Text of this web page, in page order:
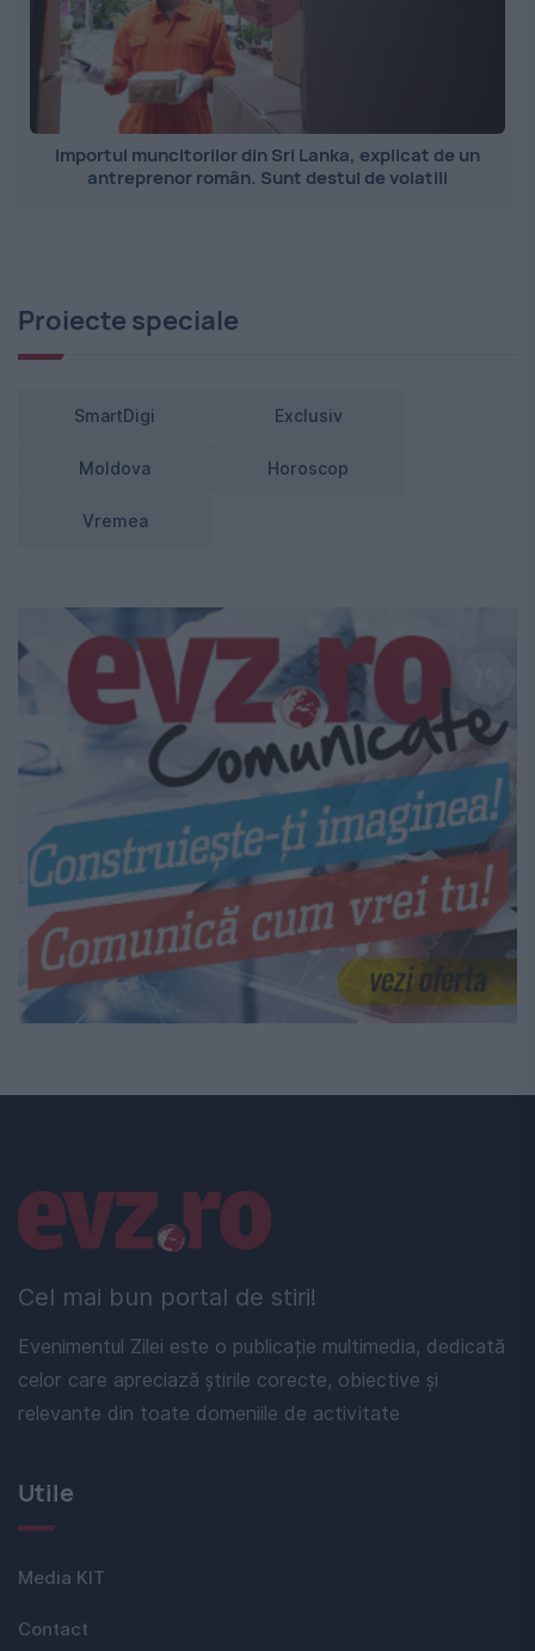
Importul muncitorilor din Sri Lanka, explicat de un
antreprenor român. Sunt destul de volatili
Proiecte speciale
SmartDigi Exclusiv
Moldova Horoscop
Vremea
Cel mai bun portal de stiri!
Evenimentul Zilei este o publicație multimedia, dedicată
celor care apreciază știrile corecte, obiective și
relevante din toate domeniile de activitate
Linkuri utile
Utile
Media KIT
Contact